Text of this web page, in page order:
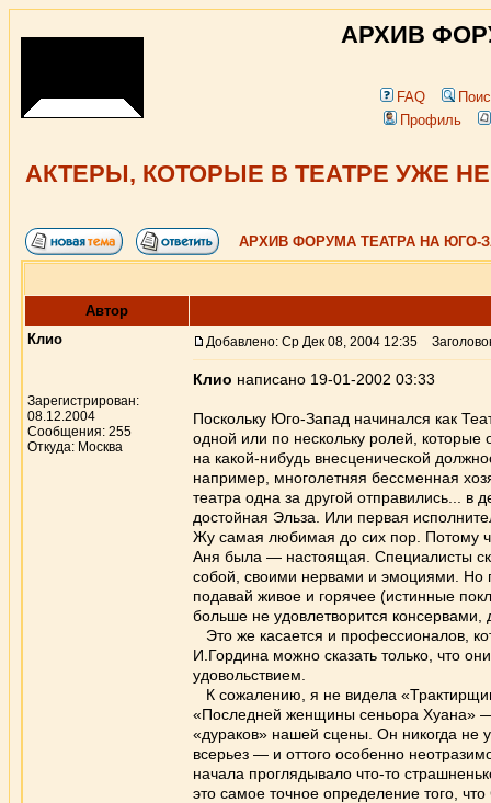
АРХИВ
FAQ
Профиль
АКТЕРЫ, КОТОРЫЕ В ТЕАТРЕ УЖЕ
АРХИВ ФОРУМА ТЕАТРА НА ЮГО-
Автор
Клио
Зарегистрирован:
08.12.2004
Сообщения: 255
Откуда: Москва
Добавлено: Ср Дек 08, 2004 12:35
Клио написано 19-01-2002 03:33
Поскольку Юго-Запад начинался как
одной или по нескольку ролей,
на какой-нибудь внесценической
например, многолетняя бессменная
театра одна за другой отправились...
достойная Эльза. Или первая
Жу самая любимая до сих пор. Потому
Аня была — настоящая. Специалисты
собой, своими нервами и эмоциями.
подавай живое и горячее (истинные
больше не удовлетворится
Это же касается и профессионалов,
И.Гордина можно сказать только, что
удовольствием.
К сожалению, я не видела
«Последней женщины сеньора Хуана»
«дураков» нашей сцены. Он никогда не
всерьез — и оттого особенно
начала проглядывало что-то
это самое точное определение того,